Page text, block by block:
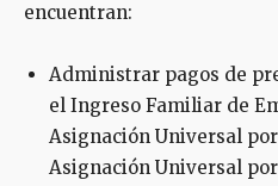
encuentran:
Administrar pagos de
el Ingreso Familiar de
Asignación Universal
Asignación Universal